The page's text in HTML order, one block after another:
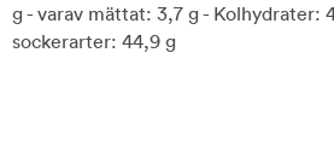
g - varav mättat: 3,7 g - Kolhydrater:
sockerarter: 44,9 g